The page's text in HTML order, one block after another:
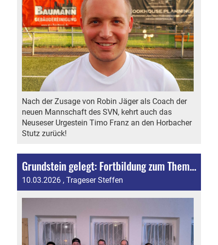
Nach der Zusage von Robin Jäger als Coach der
neuen Mannschaft des SVN, kehrt auch das
Neuseser Urgestein Timo Franz an den Horbacher
Stutz zurück!
Grundstein gelegt: Fortbildung zum Thema Kindeswohl im Sport mit Vorstand und vier Jugendtrainern
10.03.2026 , Trageser Steffen